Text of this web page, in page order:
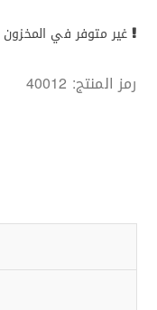
غير متوفر في المخزون
رمز المنتج: 40012